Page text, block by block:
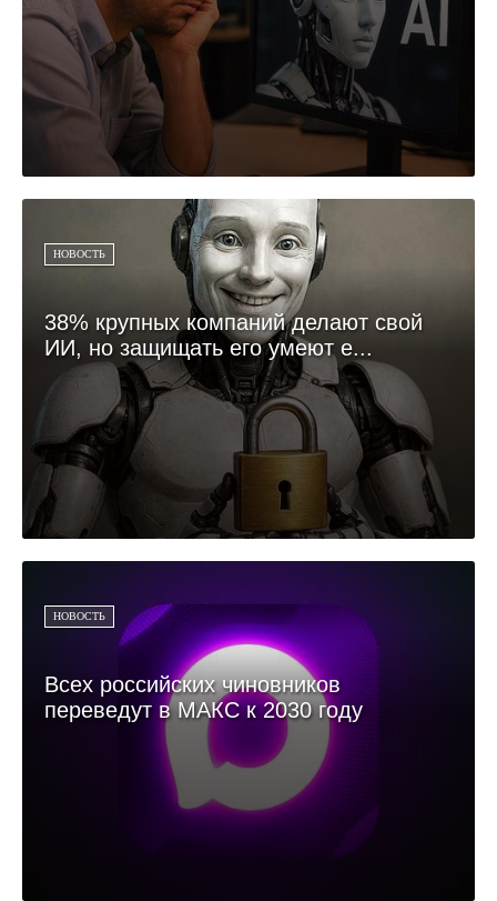
НОВОСТЬ
38% крупных компаний делают свой
ИИ, но защищать его умеют е...
НОВОСТЬ
Всех российских чиновников
переведут в МАКС к 2030 году